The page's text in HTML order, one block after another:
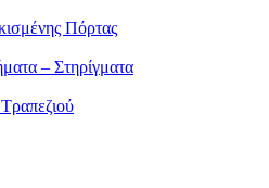
Πόρτας
– Στηρίγματα